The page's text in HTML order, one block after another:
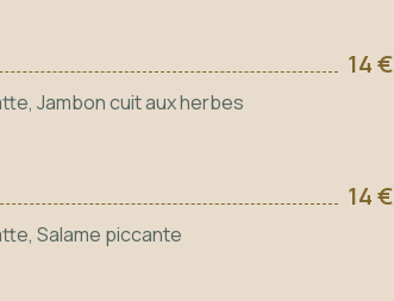
14 €
Jambon cuit aux herbes
14 €
Salame piccante